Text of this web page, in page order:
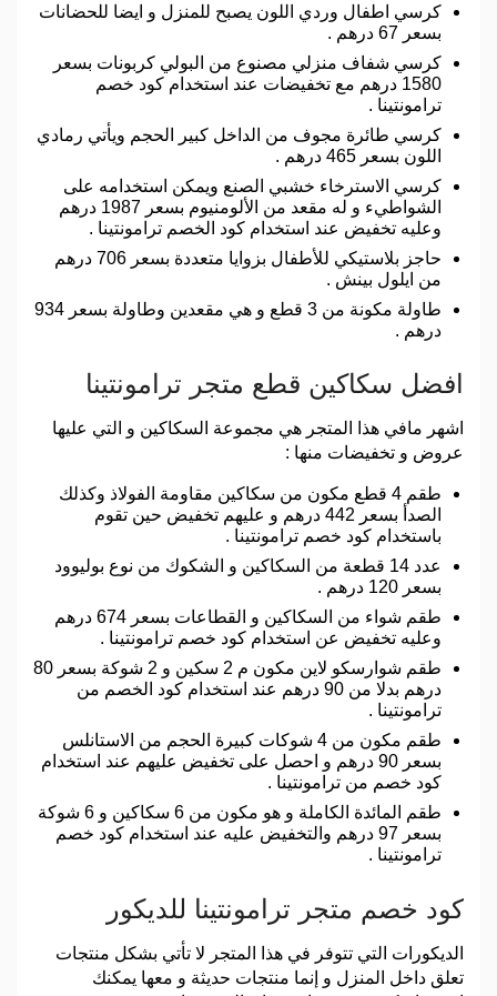
كرسي اطفال وردي اللون يصبح للمنزل و ايضا للحضانات
بسعر 67 درهم .
كرسي شفاف منزلي مصنوع من البولي كربونات بسعر
1580 درهم مع تخفيضات عند استخدام كود خصم
ترامونتينا .
كرسي طائرة مجوف من الداخل كبير الحجم ويأتي رمادي
اللون بسعر 465 درهم .
كرسي الاسترخاء خشبي الصنع ويمكن استخدامه على
الشواطيء و له مقعد من الألومنيوم بسعر 1987 درهم
وعليه تخفيض عند استخدام كود الخصم ترامونتينا .
حاجز بلاستيكي للأطفال بزوايا متعددة بسعر 706 درهم
من ايلول بينش .
طاولة مكونة من 3 قطع و هي مقعدين وطاولة بسعر 934
درهم .
افضل سكاكين قطع متجر ترامونتينا
اشهر مافي هذا المتجر هي مجموعة السكاكين و التي عليها
عروض و تخفيضات منها :
طقم 4 قطع مكون من سكاكين مقاومة الفولاذ وكذلك
الصدأ بسعر 442 درهم و عليهم تخفيض حين تقوم
باستخدام كود خصم ترامونتينا .
عدد 14 قطعة من السكاكين و الشكوك من نوع بوليوود
بسعر 120 درهم .
طقم شواء من السكاكين و القطاعات بسعر 674 درهم
وعليه تخفيض عن استخدام كود خصم ترامونتينا .
طقم شوارسكو لاين مكون م 2 سكين و 2 شوكة بسعر 80
درهم بدلا من 90 درهم عند استخدام كود الخصم من
ترامونتينا .
طقم مكون من 4 شوكات كبيرة الحجم من الاستانلس
بسعر 90 درهم و احصل على تخفيض عليهم عند استخدام
كود خصم من ترامونتينا .
طقم المائدة الكاملة و هو مكون من 6 سكاكين و 6 شوكة
بسعر 97 درهم والتخفيض عليه عند استخدام كود خصم
ترامونتينا .
كود خصم متجر ترامونتينا للديكور
الديكورات التي تتوفر في هذا المتجر لا تأتي بشكل منتجات
تعلق داخل المنزل و إنما منتجات حديثة و معها يمكنك